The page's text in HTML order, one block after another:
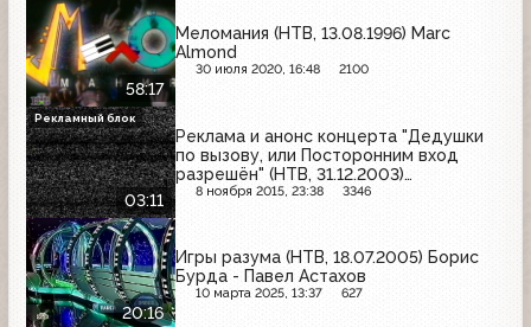
58:17
Меломания (НТВ, 13.08.1996) Marc
Almond
30 июля 2020, 16:48 2100
03:11
Реклама и анонс концерта "Дедушки
по вызову, или Посторонним вход
разрешён" (НТВ, 31.12.2003)
Эльдорадо, Le Cafe, Флагман,
8 ноября 2015, 23:38 3346
Рекламный блок
20:16
Игры разума (НТВ, 18.07.2005) Борис
Бурда - Павел Астахов
10 марта 2025, 13:37 627